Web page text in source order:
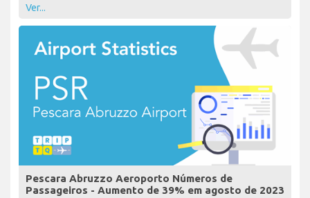
Ver...
Pescara Abruzzo Aeroporto Números de
Passageiros - Aumento de 39% em agosto de 2023